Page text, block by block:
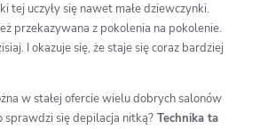
tej uczyły się nawet małe dziewczynki.
przekazywana z pokolenia na pokolenie.
I okazuje się, że staje się coraz bardziej
w stałej ofercie wielu dobrych salonów
sprawdzi się depilacja nitką? Technika ta